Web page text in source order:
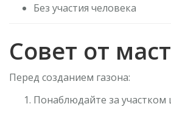
Без участия человека
Совет от
Перед созданием газона:
Понаблюдайте за участком